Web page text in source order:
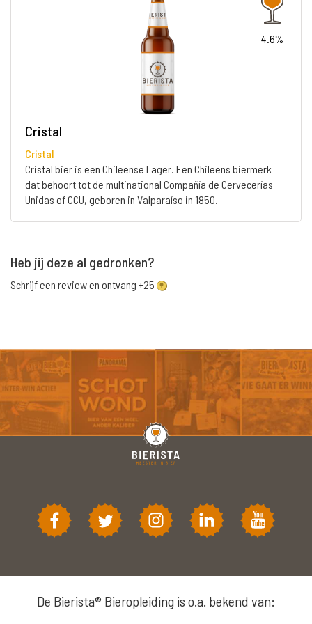
4.6%
Cristal
Cristal
Cristal bier is een Chileense Lager. Een Chileens biermerk
dat behoort tot de multinational Compañía de Cervecerías
Unidas of CCU, geboren in Valparaíso in 1850.
Heb jij deze al gedronken?
Schrijf een review en ontvang +25
De Bierista® Bieropleiding is o.a. bekend van: